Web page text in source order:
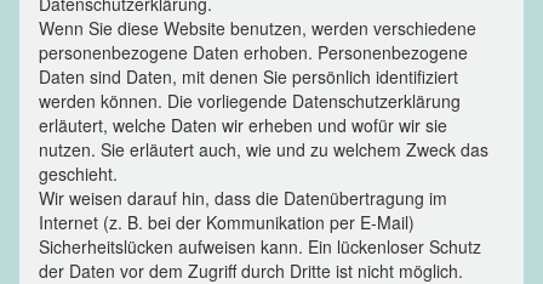
Wenn Sie diese Website benutzen, werden verschiedene
personenbezogene Daten erhoben. Personenbezogene
Daten sind Daten, mit denen Sie persönlich identifiziert
werden können. Die vorliegende Datenschutzerklärung
erläutert, welche Daten wir erheben und wofür wir sie
nutzen. Sie erläutert auch, wie und zu welchem Zweck das
geschieht.
Wir weisen darauf hin, dass die Datenübertragung im
Internet (z. B. bei der Kommunikation per E-Mail)
Sicherheitslücken aufweisen kann. Ein lückenloser Schutz
der Daten vor dem Zugriff durch Dritte ist nicht möglich.